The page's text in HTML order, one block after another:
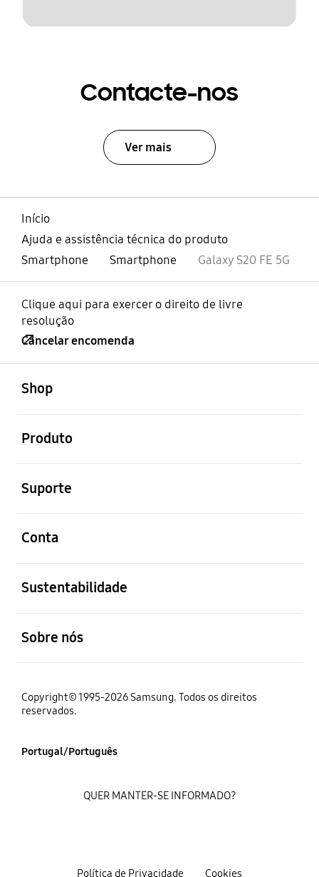
Contacte-nos
Ver mais
Início
Ajuda e assistência técnica do produto
Smartphone
Smartphone Galaxy S20 FE 5G
Clique aqui para exercer o direito de livre
resolução
Cancelar encomenda
Shop
Produto
Suporte
Conta
Sustentabilidade
Sobre nós
Copyright© 1995-2026 Samsung. Todos os direitos
reservados.
Portugal/Português
Política de Privacidade Cookies
QUER MANTER-SE INFORMADO?